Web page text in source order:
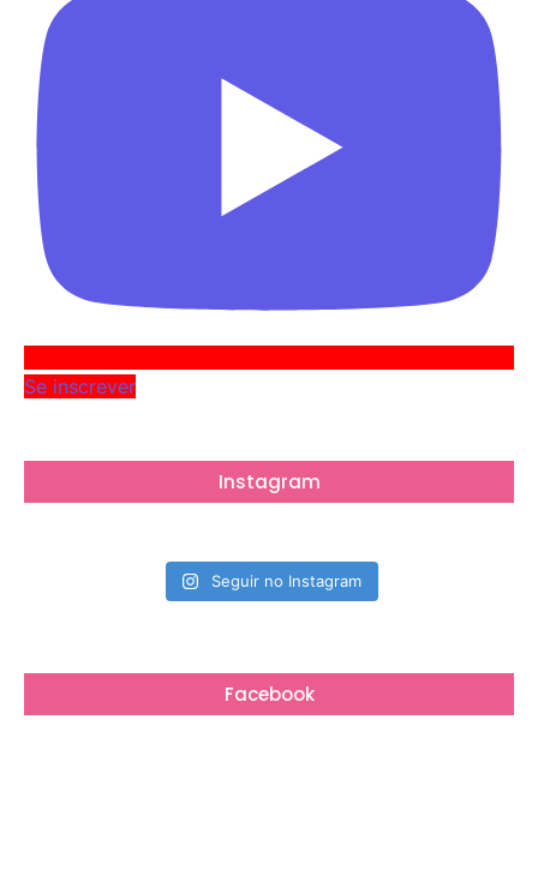
Se inscrever
Instagram
Seguir no Instagram
Facebook